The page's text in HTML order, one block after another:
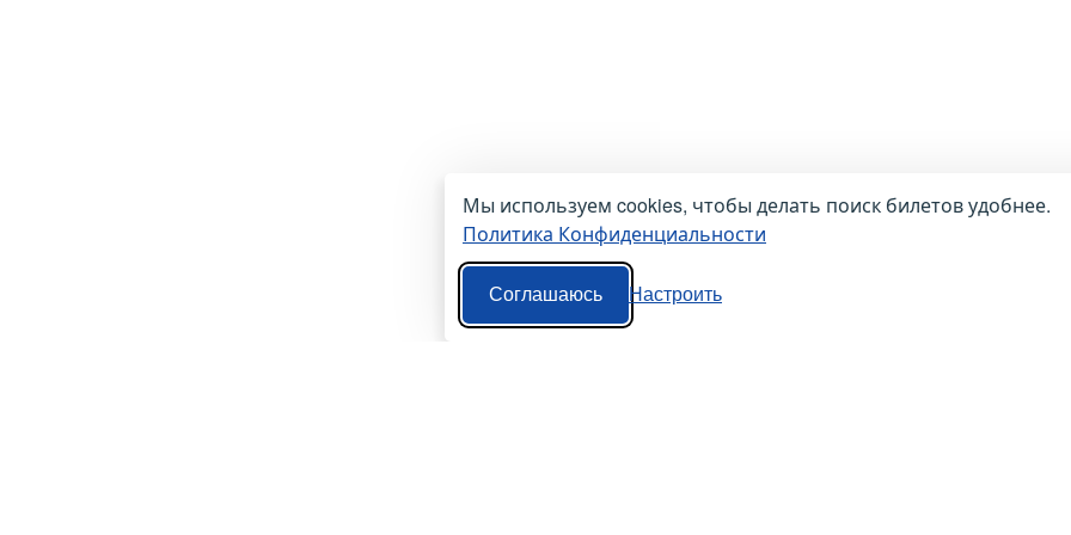
Мы используем cookies, чтобы делать поиск билетов удобнее.
Политика Конфиденциальности
Соглашаюсь Настроить